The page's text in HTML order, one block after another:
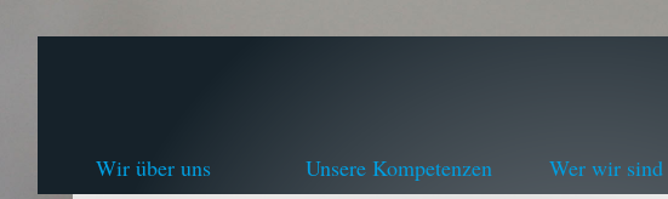
Wir über uns Unsere Kompetenzen Wer wir sind